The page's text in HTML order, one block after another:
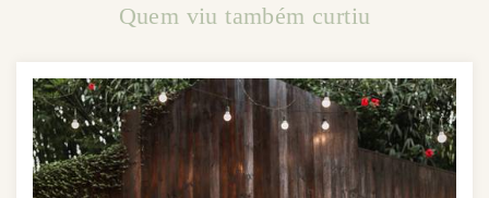
Quem viu também curtiu